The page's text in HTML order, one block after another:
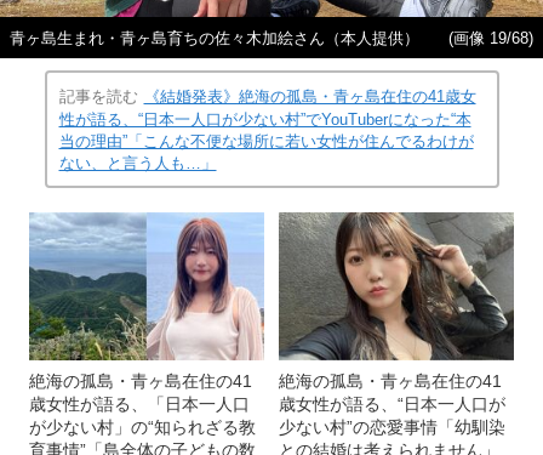
青ヶ島生まれ・青ヶ島育ちの佐々木加絵さん（本人提供） (画像 19/68)
記事を読む
《結婚発表》絶海の孤島・青ヶ島在住の41歳女
性が語る、“日本一人口が少ない村”でYouTuberになった“本
当の理由”「こんな不便な場所に若い女性が住んでるわけが
ない、と言う人も…」
絶海の孤島・青ヶ島在住の41
歳女性が語る、「日本一人口
が少ない村」の“知られざる教
育事情”「島全体の子どもの数
絶海の孤島・青ヶ島在住の41
歳女性が語る、“日本一人口が
少ない村”の恋愛事情「幼馴染
との結婚は考えられません」